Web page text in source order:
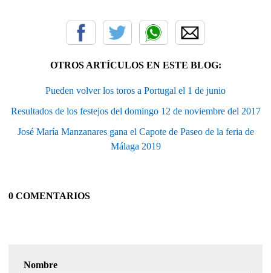
OTROS ARTÍCULOS EN ESTE BLOG:
Pueden volver los toros a Portugal el 1 de junio
Resultados de los festejos del domingo 12 de noviembre del 2017
José María Manzanares gana el Capote de Paseo de la feria de
Málaga 2019
0 COMENTARIOS
Nombre